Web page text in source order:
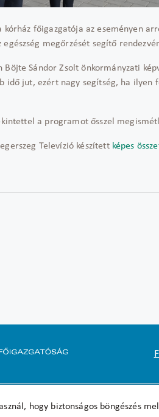
hogy biztonságos böngészés
kórház főigazgatója az eseményen
megőrzését segítő
Böjte Sándor Zsolt önkormányzati
idő jut, ezért nagy segítség, ha
a programot ősszel
Televízió készített képes
nyilatkozat